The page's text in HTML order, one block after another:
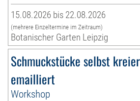
15.08.2026 bis 22.08.2026
(mehrere Einzeltermine im Zeitraum)
Botanischer Garten Leipzig
Schmuckstücke selbst
emailliert
Workshop